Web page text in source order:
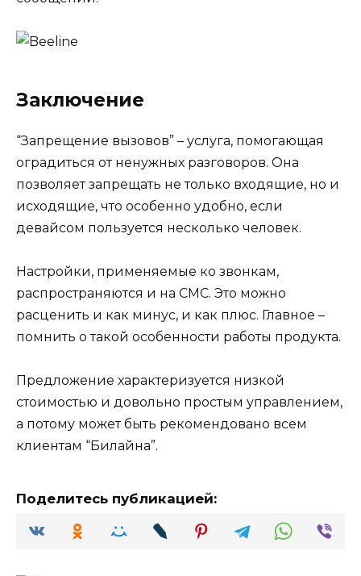
Заключение
“Запрещение вызовов” – услуга, помогающая
оградиться от ненужных разговоров. Она
позволяет запрещать не только входящие, но и
исходящие, что особенно удобно, если
девайсом пользуется несколько человек.
Настройки, применяемые ко звонкам,
распространяются и на СМС. Это можно
расценить и как минус, и как плюс. Главное –
помнить о такой особенности работы продукта.
Предложение характеризуется низкой
стоимостью и довольно простым управлением,
а потому может быть рекомендовано всем
клиентам “Билайна”.
Поделитесь публикацией: